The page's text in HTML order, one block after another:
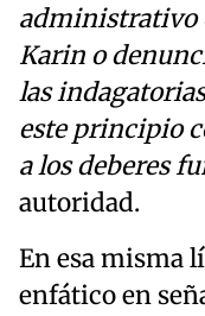
administrativo
Karin o
las
este principio
a los deberes
autoridad.
En esa misma
enfático en